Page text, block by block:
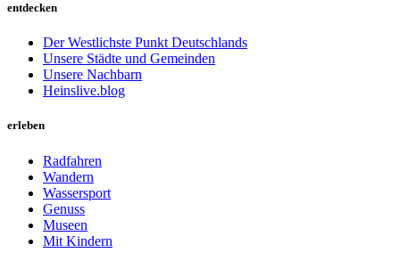
entdecken
Der Westlichste Punkt Deutschlands
Unsere Städte und Gemeinden
Unsere Nachbarn
Heinslive.blog
erleben
Radfahren
Wandern
Wassersport
Genuss
Museen
Mit Kindern